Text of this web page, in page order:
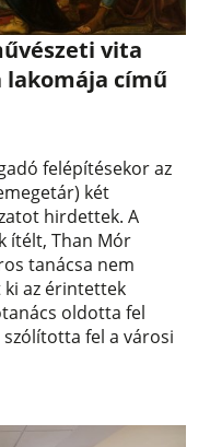
vita
lakomája című
felépítésekor az
két
hirdettek. A
ítélt, Than Mór
tanácsa nem
ki az érintettek
oldotta fel
fel a városi